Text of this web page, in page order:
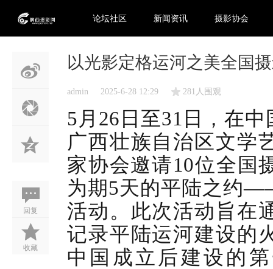
论坛社区 新闻资讯 摄影协会
回复
收藏
以光影定格运河之美全国
admin 2025-6-28 12:29 281人围观
5月26日至31日，在
广西壮族自治区文学
家协会邀请10位全国
为期5天的平陆之约
活动。此次活动旨在
记录平陆运河建设的
中国成立后建设的